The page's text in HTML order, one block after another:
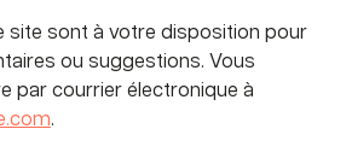
site sont à votre disposition pour
ou suggestions. Vous
par courrier électronique à
.